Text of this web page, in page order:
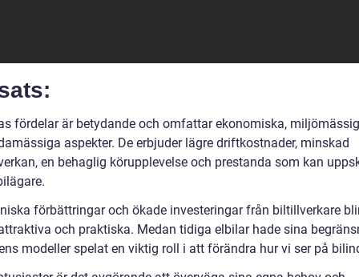
fördelar är betydande och omfattar ekonomiska,
aspekter. De erbjuder lägre driftkostnader, minskad
en behaglig körupplevelse och prestanda som kan
förbättringar och ökade investeringar från biltillverkare
och praktiska. Medan tidiga elbilar hade sina
modeller spelat en viktig roll i att förändra hur vi ser på